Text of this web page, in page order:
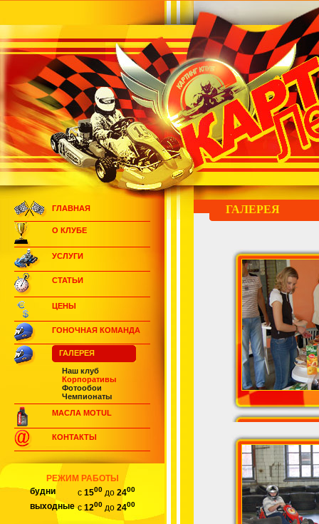
ГЛАВНАЯ
О КЛУБЕ
УСЛУГИ
СТАТЬИ
ЦЕНЫ
ГОНОЧНАЯ КОМАНДА
ГАЛЕРЕЯ
Наш клуб
Корпоративы
Фотообои
Чемпионаты
МАСЛА MOTUL
КОНТАКТЫ
РЕЖИМ РАБОТЫ
будни
с 1500до 2400
выходные с 1200до 2400
ГАЛЕРЕЯ